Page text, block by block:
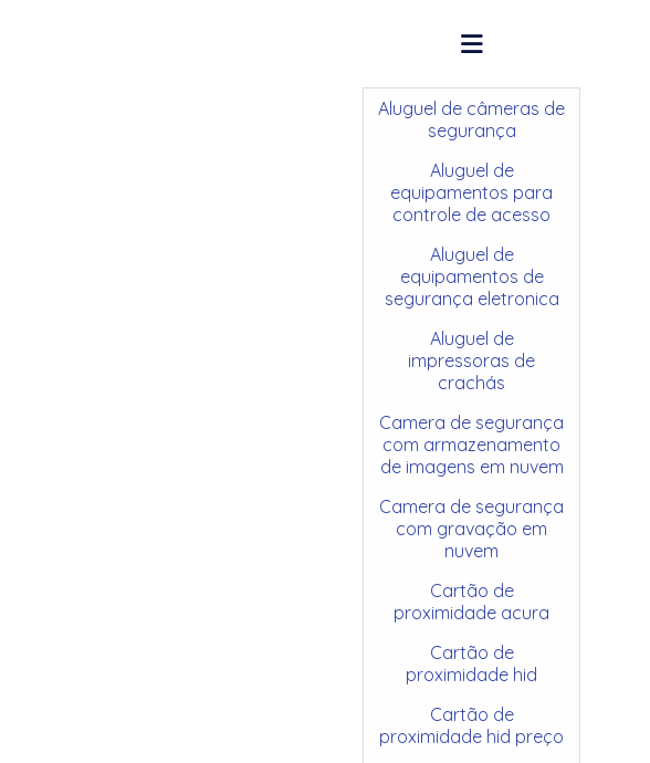
Aluguel de câmeras de
segurança
Aluguel de
equipamentos para
controle de acesso
Aluguel de
equipamentos de
segurança eletronica
Aluguel de
impressoras de
crachás
Camera de segurança
com armazenamento
de imagens em nuvem
Camera de segurança
com gravação em
nuvem
Cartão de
proximidade acura
Cartão de
proximidade hid
Cartão de
proximidade hid preço